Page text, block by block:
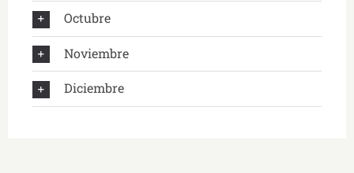
Octubre
Noviembre
Diciembre